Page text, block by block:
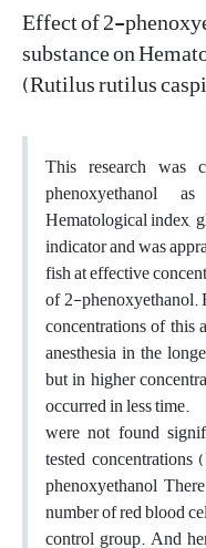
Effect of 2-
substance on
(Rutilus rutilus
This research
phenoxyethanol
Hematological index,
indicator and was
fish at effective
of 2-phenoxyethanol.
concentrations of this
anesthesia in the
but in higher
occurred in less time.
were not found
tested
phenoxyethanol
number of red blood
control group. And